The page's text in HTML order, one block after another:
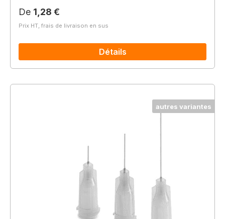
Prix régulier :
De 1,28 €
Prix HT, frais de livraison en sus
Détails
autres variantes